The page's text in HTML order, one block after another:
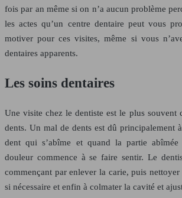
fois par an même si on n’a aucun problème
les actes qu’un centre dentaire peut vous
motiver pour ces visites, même si vous
dentaires apparents.
Les soins dentaires
Une visite chez le dentiste est le plus souvent
dents. Un mal de dents est dû principalement
dent qui s’abîme et quand la partie
douleur commence à se faire sentir. Le
commençant par enlever la carie, puis
si nécessaire et enfin à colmater la cavité et